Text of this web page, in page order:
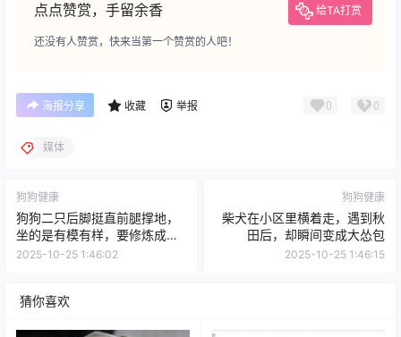
点点赞赏，手留余香 给TA打赏
还没有人赞赏，快来当第一个赞赏的人吧！
海报分享 收藏 举报 0 0
媒体
狗狗健康
狗狗二只后脚挺直前腿撑地，
坐的是有模有样，要修炼成仙
了没有？
2025-10-25 1:46:02
狗狗健康
柴犬在小区里横着走，遇到秋
田后，却瞬间变成大怂包
2025-10-25 1:46:15
猜你喜欢